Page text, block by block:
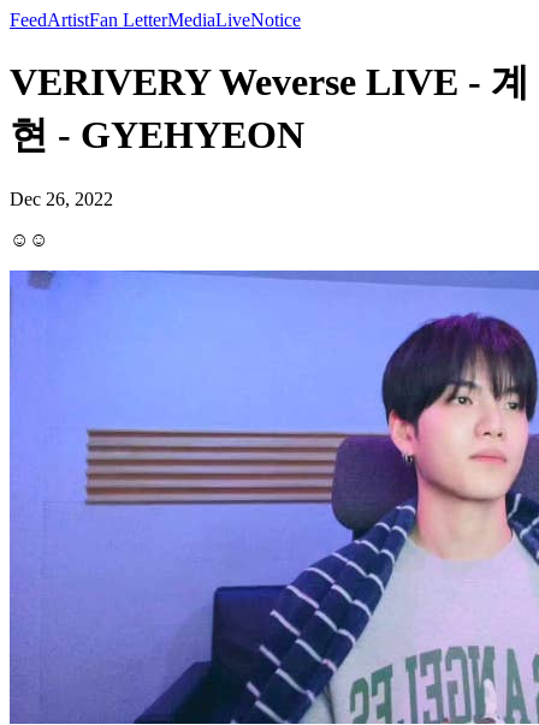
FeedArtistFan LetterMediaLiveNotice
VERIVERY Weverse LIVE - 계
현 - GYEHYEON
Dec 26, 2022
☺️☺️